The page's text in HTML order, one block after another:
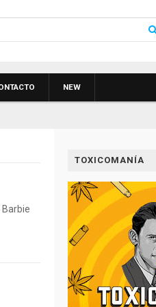
NEW
Barbie
TOXICOMANÍA